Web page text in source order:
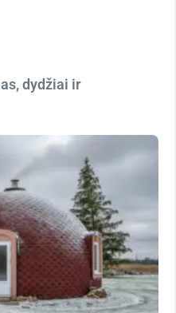
dydžiai ir